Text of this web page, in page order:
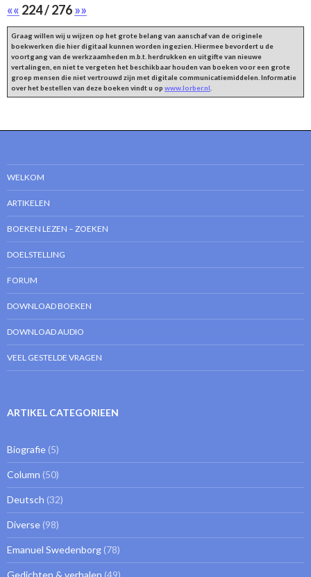
«« 224 / 276»»
Graag willen wij u wijzen op het grote belang van aanschaf van de originele
boekwerken die hier digitaal kunnen worden ingezien. Hiermee bevordert u de
voortgang van de werkzaamheden m.b.t. herdrukken en uitgifte van nieuwe
vertalingen, en niet te vergeten het beschikbaar houden van boeken voor een grote
groep mensen die niet vertrouwd zijn met digitale communicatiemiddelen. Informatie
over het bestellen van deze boeken vindt u op www.lorber.nl
WELKOM
ARTIKELEN
BOEKEN LEZEN – ZOEKEN
DOELSTELLING
FORUM
DOWNLOAD BOEKEN
DOWNLOAD AUDIO
VEEL GESTELDE VRAGEN
ARTIKEL CATEGORIEEN
Biografie (5)
Column (50)
Deutsch (32)
Diverse (98)
Emanuel Swedenborg (78)